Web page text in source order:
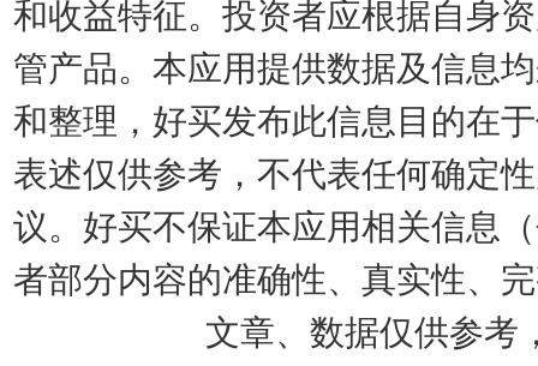
和收益特征。投资者应根据自身
管产品。本应用提供数据及信息
和整理，好买发布此信息目的在
表述仅供参考，不代表任何确定
议。好买不保证本应用相关信息
者部分内容的准确性、真实性、
文章、数据仅供参考